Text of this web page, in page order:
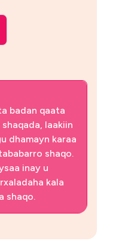
badan qaata
laakiin
dhamayn karaa
shaqo.
inay u
kala
shaqo.